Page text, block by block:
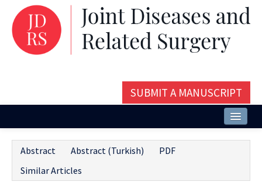
SUBMIT A MANUSCRIPT
Issues and Articles
Abstract Abstract (Turkish)
PDF
Similar Articles